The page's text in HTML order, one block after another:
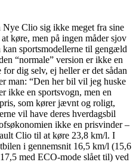
Clio sig ikke meget fra sine
køre, men på ingen måder sjov
sportsmodellerne til gengæld
“normale” version er ikke en
dig selv, ej heller er det sådan
man: “Den her bil vil jeg huske
ikke en sportsvogn, men en
som kører jævnt og roligt,
vil have deres hverdagsbil
ikke en prisvinder –
Clio til at køre 23,8 km/l. I
i gennemsnit 16,5 km/l (15,6
med ECO-mode slået til) ved